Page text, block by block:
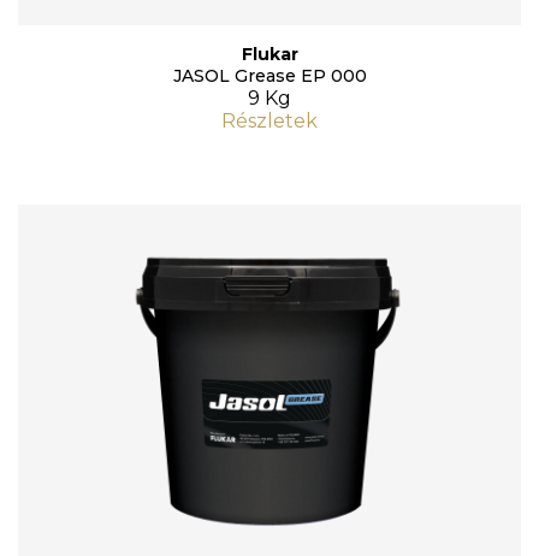
Flukar
JASOL Grease EP 000
9 Kg
Részletek